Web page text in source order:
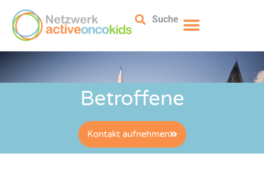
Suche
Betroffene
Kontakt aufnehmen